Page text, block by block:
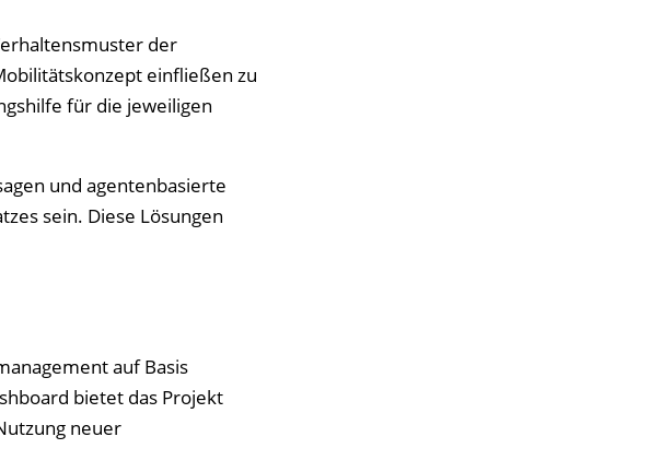
der
einfließen zu
für die jeweiligen
und agentenbasierte
sein. Diese Lösungen
auf Basis
bietet das Projekt
neuer